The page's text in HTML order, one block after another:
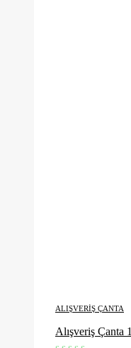
ALIŞVERIŞ ÇANTA
Alışveriş Çanta 1